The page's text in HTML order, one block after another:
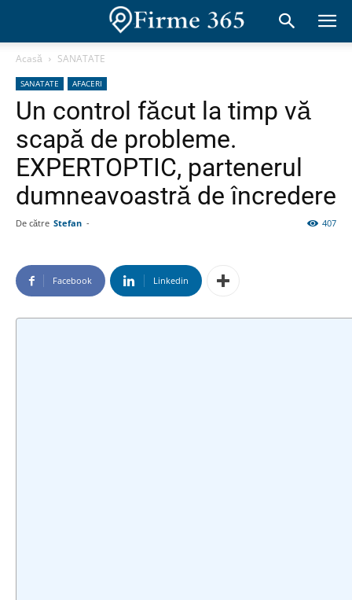
Acasă SANATATE
SANATATE AFACERI
Un control făcut la timp vă
scapă de probleme.
EXPERTOPTIC, partenerul
dumneavoastră de încredere
De către Stefan - 407
Facebook Linkedin